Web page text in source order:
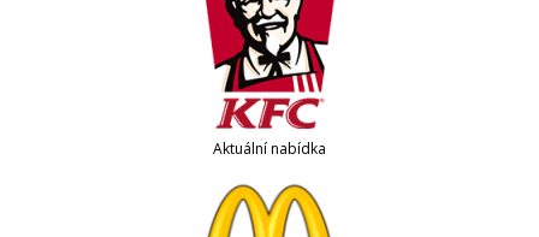
Aktuální nabídka